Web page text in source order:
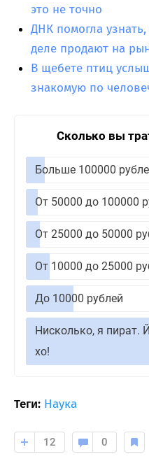
это не точно
ДНК помогла
деле продают на
В щебете птиц
знакомую по
Сколько вы
Больше 100000
От 50000 до 100000
От 25000 до 50000
От 10000 до 25000
До 10000 рублей
Нисколько, я пират.
хо!
Теги: Наука
12 0